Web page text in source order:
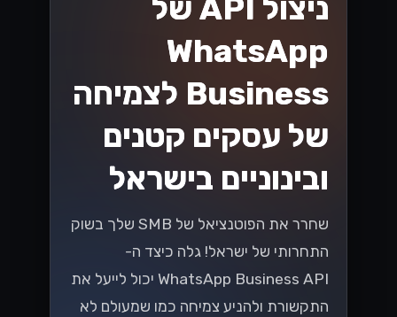
ניצול API של
WhatsApp
Business לצמיחה
של עסקים קטנים
ובינוניים בישראל
שחרר את הפוטנציאל של SMB שלך בשוק
התחרותי של ישראל! גלה כיצד ה-
WhatsApp Business API יכול לייעל את
התקשורת ולהניע צמיחה כמו שמעולם לא